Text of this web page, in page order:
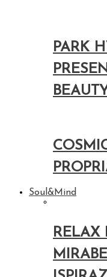
PARK
Soul&Mind
RELAX